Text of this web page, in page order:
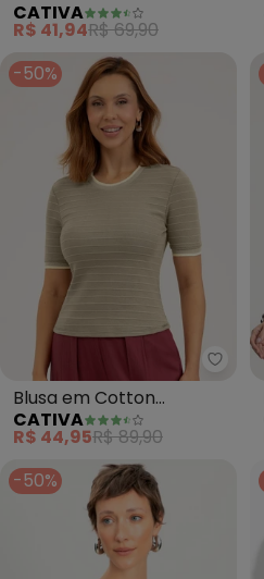
Canelado (Marrom
Claro)
CATIVA
R$ 41,94R$ 69,90
-50%
Blusa em Cotton
(Marrom Claro)
CATIVA
R$ 44,95R$ 89,90
-50%